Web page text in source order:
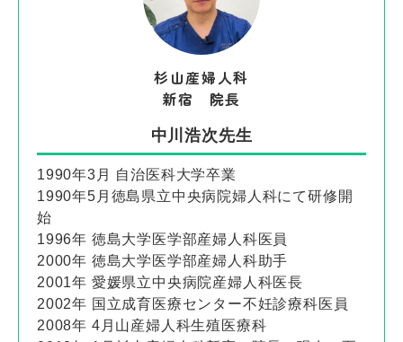
杉山産婦人科
新宿 院長
中川浩次先生
1990年3月 自治医科大学卒業
1990年5月徳島県立中央病院婦人科にて研修開
始
1996年 徳島大学医学部産婦人科医員
2000年 徳島大学医学部産婦人科助手
2001年 愛媛県立中央病院産婦人科医長
2002年 国立成育医療センター不妊診療科医員
2008年 4月山産婦人科生殖医療科